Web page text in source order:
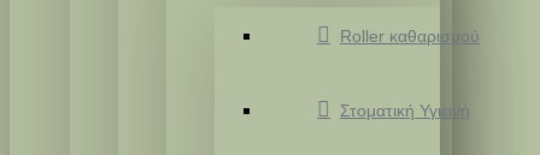
Roller καθαρισμού
Στοματική Υγιεινή